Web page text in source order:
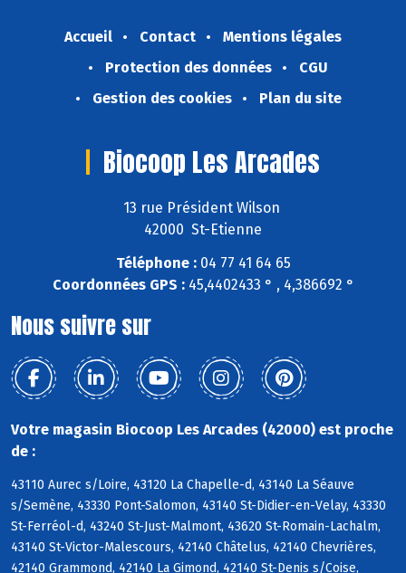
Accueil Contact
Mentions légales
Protection des données
CGU
Gestion des cookies
Plan du site
Biocoop Les Arcades
13 rue Président Wilson
42000 St-Etienne
Téléphone :04 77 41 64 65
Coordonnées GPS :45,4402433 ° , 4,386692 °
Nous suivre sur
Votre magasin Biocoop Les Arcades (42000) est proche
de :
43110 Aurec s/Loire, 43120 La Chapelle-d, 43140 La Séauve
s/Semène, 43330 Pont-Salomon, 43140 St-Didier-en-Velay, 43330
St-Ferréol-d, 43240 St-Just-Malmont, 43620 St-Romain-Lachalm,
43140 St-Victor-Malescours, 42140 Châtelus, 42140 Chevrières,
42140 Grammond, 42140 La Gimond, 42140 St-Denis s/Coise,